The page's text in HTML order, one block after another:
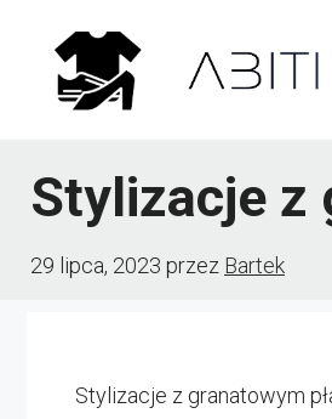
Stylizacje z
29 lipca, 2023 przez Bartek
Stylizacje z granatowym